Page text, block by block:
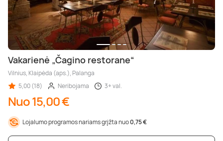
Vakarienė „Čagino restorane“
Vilnius, Klaipėda (aps.), Palanga
5,00 (18)
Neribojama 3+ val.
Nuo 15,00 €
Lojalumo programos nariams grįžta nuo0,75 €